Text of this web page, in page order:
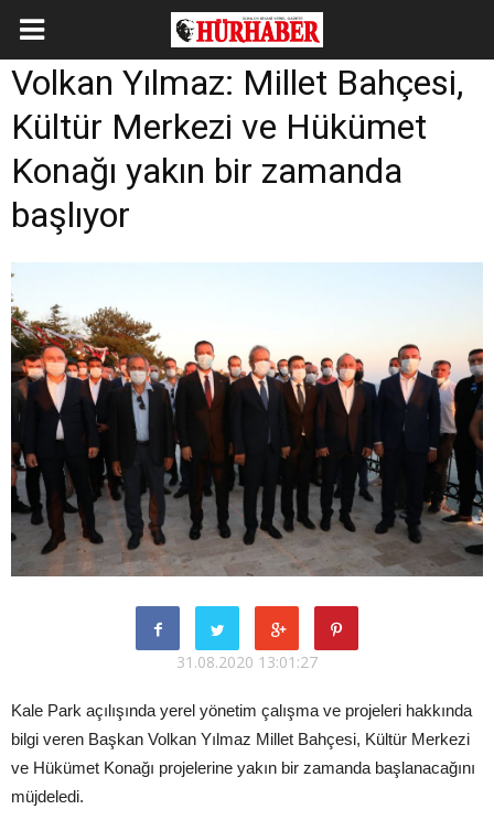
Volkan Yılmaz: Millet Bahçesi,
Kültür Merkezi ve Hükümet
Konağı yakın bir zamanda
başlıyor
31.08.2020 13:01:27
Kale Park açılışında yerel yönetim çalışma ve projeleri hakkında
bilgi veren Başkan Volkan Yılmaz Millet Bahçesi, Kültür Merkezi
ve Hükümet Konağı projelerine yakın bir zamanda başlanacağını
müjdeledi.